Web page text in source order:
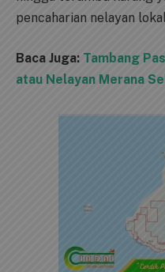
pencaharian nelayan
Baca Juga: Tambang
atau Nelayan Merana